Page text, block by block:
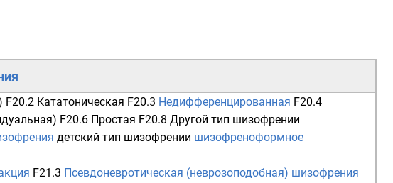
F20.2 Кататоническая F20.3 Недифференцированная F20.4
F20.6 Простая F20.8 Другой тип шизофрении
детский тип шизофрении шизофреноформное
F21.3 Псевдоневротическая (неврозоподобная) шизофрения